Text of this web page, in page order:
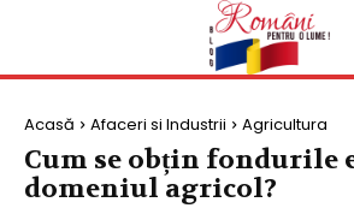
Acasă Afaceri si Industrii Agricultura
Cum se obțin fondurile
domeniul agricol?